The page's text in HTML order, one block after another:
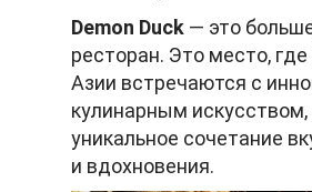
Demon Duck — это
ресторан. Это место,
Азии встречаются с
кулинарным искусством,
уникальное сочетание
и вдохновения.